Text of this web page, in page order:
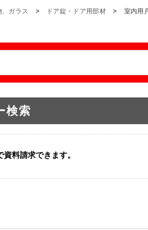
ガラス > ドア錠・ドア用部材 > 室内用
検索
料請求できます。